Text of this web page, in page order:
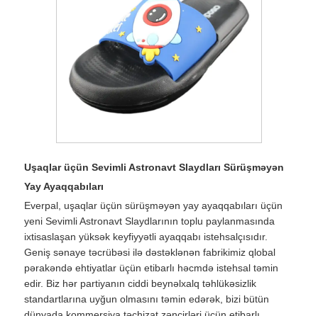
Uşaqlar üçün Sevimli Astronavt Slaydları Sürüşməyən
Yay Ayaqqabıları
Everpal, uşaqlar üçün sürüşməyən yay ayaqqabıları üçün
yeni Sevimli Astronavt Slaydlarının toplu paylanmasında
ixtisaslaşan yüksək keyfiyyətli ayaqqabı istehsalçısıdır.
Geniş sənaye təcrübəsi ilə dəstəklənən fabrikimiz qlobal
pərakəndə ehtiyatlar üçün etibarlı həcmdə istehsal təmin
edir. Biz hər partiyanın ciddi beynəlxalq təhlükəsizlik
standartlarına uyğun olmasını təmin edərək, bizi bütün